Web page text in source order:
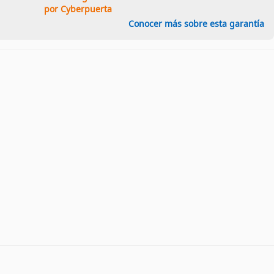
por Cyberpuerta
Conocer más sobre esta garantía